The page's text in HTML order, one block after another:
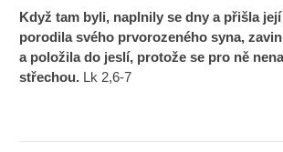
Když tam byli, naplnily se dny a přišla
porodila svého prvorozeného syna,
a položila do jeslí, protože se pro ně
střechou. Lk 2,6-7